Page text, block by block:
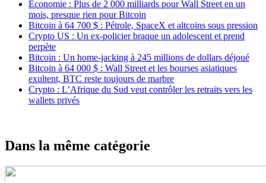
Économie : Plus de 2 000 milliards pour Wall Street en un
mois, presque rien pour Bitcoin
Bitcoin à 64 700 $ : Pétrole, SpaceX et altcoins sous pression
Crypto US : Un ex-policier braque un adolescent et prend
perpète
Bitcoin : Un home-jacking à 245 millions de dollars déjoué
Bitcoin à 64 000 $ : Wall Street et les bourses asiatiques
exultent, BTC reste toujours de marbre
Crypto : L’Afrique du Sud veut contrôler les retraits vers les
wallets privés
Dans la même catégorie